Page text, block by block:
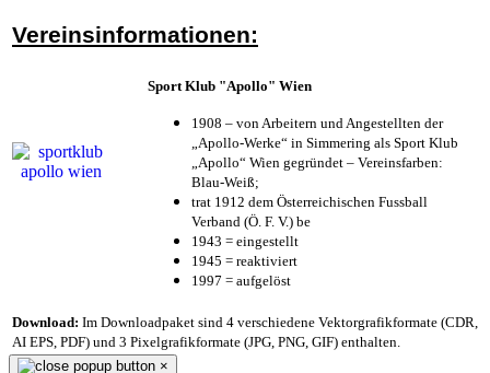
Vereinsinformationen:
Sport Klub "Apollo" Wien
1908 – von Arbeitern und Angestellten der
„Apollo-Werke“ in Simmering als Sport Klub
„Apollo“ Wien gegründet – Vereinsfarben:
Blau-Weiß;
trat 1912 dem Österreichischen Fussball
Verband (Ö. F. V.) be
1943 = eingestellt
1945 = reaktiviert
1997 = aufgelöst
Download: Im Downloadpaket sind 4 verschiedene Vektorgrafikformate (CDR,
AI EPS, PDF) und 3 Pixelgrafikformate (JPG, PNG, GIF) enthalten.
×